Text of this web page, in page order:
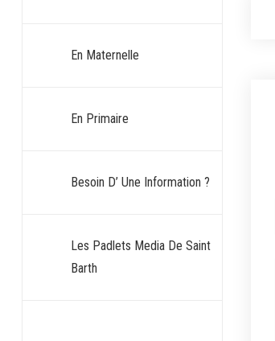
En Maternelle
En Primaire
Besoin D’ Une Information ?
Les Padlets Media De Saint
Barth